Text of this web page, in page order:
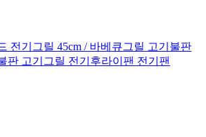
전기그릴 45cm / 바베큐그릴 고기불판
판 고기그릴 전기후라이팬 전기팬